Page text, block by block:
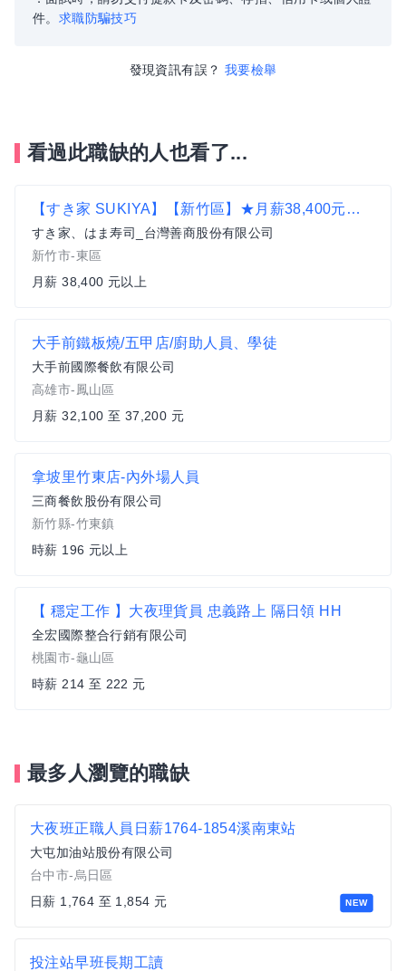
件。 求職防騙技巧
發現資訊有誤？ 我要檢舉
看過此職缺的人也看了...
【すき家 SUKIYA】【新竹區】★月薪38,400元★區域儲備幹部
すき家、はま寿司_台灣善商股份有限公司
新竹市-東區
月薪 38,400 元以上
大手前鐵板燒/五甲店/廚助人員、學徒
大手前國際餐飲有限公司
高雄市-鳳山區
月薪 32,100 至 37,200 元
拿坡里竹東店-內外場人員
三商餐飲股份有限公司
新竹縣-竹東鎮
時薪 196 元以上
【 穩定工作 】大夜理貨員 忠義路上 隔日領 HH
全宏國際整合行銷有限公司
桃園市-龜山區
時薪 214 至 222 元
最多人瀏覽的職缺
NEW
大夜班正職人員日薪1764-1854溪南東站
大屯加油站股份有限公司
台中市-烏日區
日薪 1,764 至 1,854 元
投注站早班長期工讀